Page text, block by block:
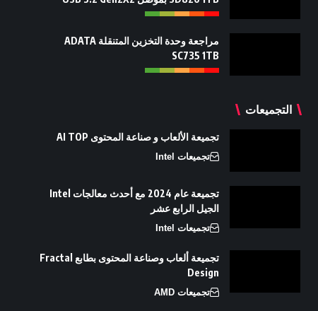
مراجعة وحدة التخزين المتنقلة ADATA
SC735 1TB
التجميعات
تجميعة الألعاب و صناعة المحتوى AI TOP
تجميعات Intel
تجميعة عام 2024 مع أحدث معالجات Intel
الجيل الرابع عشر
تجميعات Intel
تجميعة ألعاب وصناعة المحتوى بطابع Fractal
Design
تجميعات AMD